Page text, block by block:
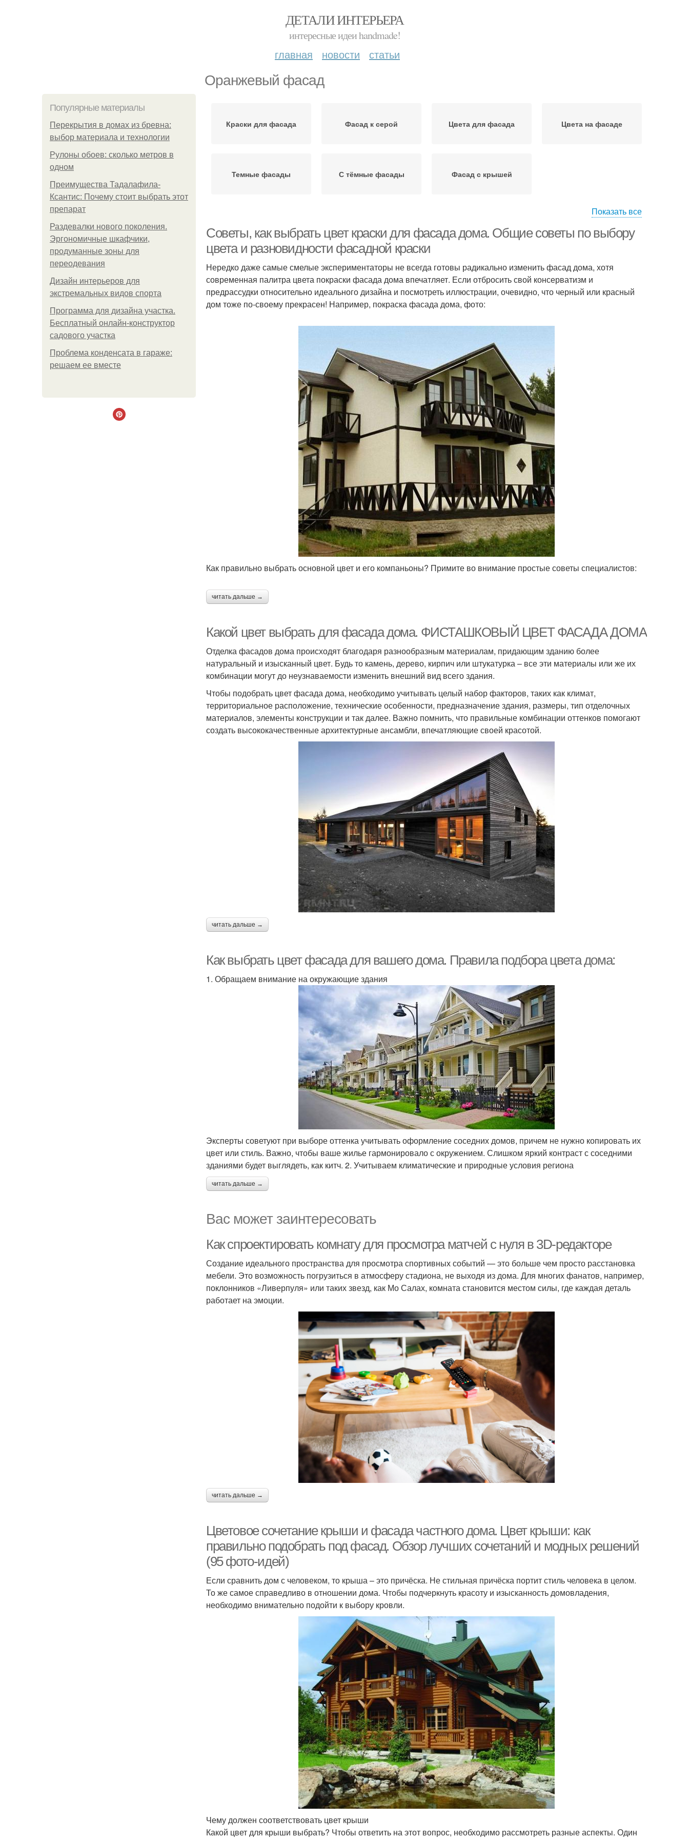
ДЕТАЛИ ИНТЕРЬЕРА
интересные идеи handmade!
главная новости статьи
Оранжевый фасад
Популярные материалы
Перекрытия в домах из бревна:
выбор материала и технологии
Рулоны обоев: сколько метров в
одном
Преимущества Тадалафила-
Ксантис: Почему стоит выбрать этот
препарат
Раздевалки нового поколения.
Эргономичные шкафчики,
продуманные зоны для
переодевания
Дизайн интерьеров для
экстремальных видов спорта
Программа для дизайна участка.
Бесплатный онлайн-конструктор
садового участка
Проблема конденсата в гараже:
решаем ее вместе
Краски для фасада Фасад к серой Цвета для фасада Цвета на фасаде
Темные фасады С тёмные фасады Фасад с крышей
Показать все
Советы, как выбрать цвет краски для фасада дома. Общие советы по выбору
цвета и разновидности фасадной краски
Нередко даже самые смелые экспериментаторы не всегда готовы радикально изменить фасад дома, хотя
современная палитра цвета покраски фасада дома впечатляет. Если отбросить свой консерватизм и
предрассудки относительно идеального дизайна и посмотреть иллюстрации, очевидно, что черный или красный
дом тоже по-своему прекрасен! Например, покраска фасада дома, фото:
Как правильно выбрать основной цвет и его компаньоны? Примите во внимание простые советы специалистов:
читать дальше →
Какой цвет выбрать для фасада дома. ФИСТАШКОВЫЙ ЦВЕТ ФАСАДА ДОМА
Отделка фасадов дома происходят благодаря разнообразным материалам, придающим зданию более
натуральный и изысканный цвет. Будь то камень, дерево, кирпич или штукатурка – все эти материалы или же их
комбинации могут до неузнаваемости изменить внешний вид всего здания.
Чтобы подобрать цвет фасада дома, необходимо учитывать целый набор факторов, таких как климат,
территориальное расположение, технические особенности, предназначение здания, размеры, тип отделочных
материалов, элементы конструкции и так далее. Важно помнить, что правильные комбинации оттенков помогают
создать высококачественные архитектурные ансамбли, впечатляющие своей красотой.
читать дальше →
Как выбрать цвет фасада для вашего дома. Правила подбора цвета дома:
1. Обращаем внимание на окружающие здания
Эксперты советуют при выборе оттенка учитывать оформление соседних домов, причем не нужно копировать их
цвет или стиль. Важно, чтобы ваше жилье гармонировало с окружением. Слишком яркий контраст с соседними
зданиями будет выглядеть, как китч. 2. Учитываем климатические и природные условия региона
читать дальше →
Вас может заинтересовать
Как спроектировать комнату для просмотра матчей с нуля в 3D-редакторе
Создание идеального пространства для просмотра спортивных событий — это больше чем просто расстановка
мебели. Это возможность погрузиться в атмосферу стадиона, не выходя из дома. Для многих фанатов, например,
поклонников «Ливерпуля» или таких звезд, как Мо Салах, комната становится местом силы, где каждая деталь
работает на эмоции.
читать дальше →
Цветовое сочетание крыши и фасада частного дома. Цвет крыши: как
правильно подобрать под фасад. Обзор лучших сочетаний и модных решений
(95 фото-идей)
Если сравнить дом с человеком, то крыша – это причёска. Не стильная причёска портит стиль человека в целом.
То же самое справедливо в отношении дома. Чтобы подчеркнуть красоту и изысканность домовладения,
необходимо внимательно подойти к выбору кровли.
Чему должен соответствовать цвет крыши
Какой цвет для крыши выбрать? Чтобы ответить на этот вопрос, необходимо рассмотреть разные аспекты. Один